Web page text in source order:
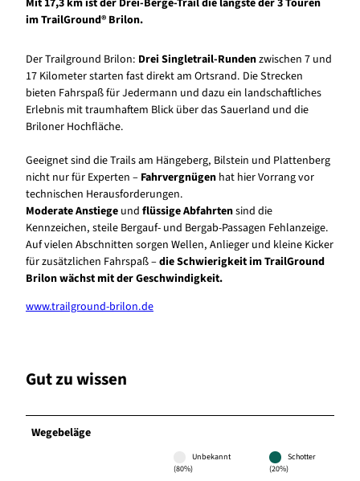
Mit 17,3 kmist der Drei-Berge-Trail die längste der 3 Touren
im TrailGround® Brilon.
Der Trailground Brilon: Drei Singletrail-Rundenzwischen 7 und
17 Kilometer starten fast direkt am Ortsrand. Die Strecken
bieten Fahrspaß für Jedermann und dazu ein landschaftliches
Erlebnis mit traumhaftem Blick über das Sauerland und die
Briloner Hochfläche.
Geeignet sind die Trails am Hängeberg, Bilstein und Plattenberg
nicht nur für Experten – Fahrvergnügen hat hier Vorrang vor
technischen Herausforderungen.
Moderate Anstiege und flüssige Abfahrtensind die
Kennzeichen, steile Bergauf- und Bergab-Passagen Fehlanzeige.
Auf vielen Abschnitten sorgen Wellen, Anlieger und kleine Kicker
für zusätzlichen Fahrspaß –die Schwierigkeit im TrailGround
Brilon wächst mit der Geschwindigkeit.
www.trailground-brilon.de
Gut zu wissen
Wegebeläge
Unbekannt
(80%)
Schotter
(20%)